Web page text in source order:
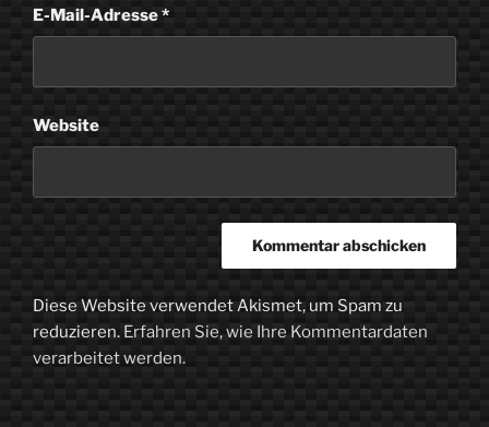
E-Mail-Adresse*
Website
Diese Website verwendet Akismet, um Spam zu
reduzieren. Erfahren Sie, wie Ihre Kommentardaten
verarbeitet werden.